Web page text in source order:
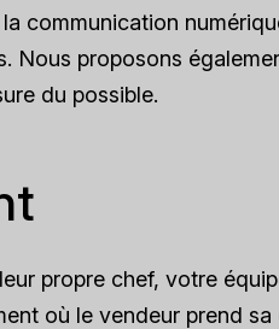
communication
Nous proposons
du possible.
propre chef, votre
où le vendeur prend